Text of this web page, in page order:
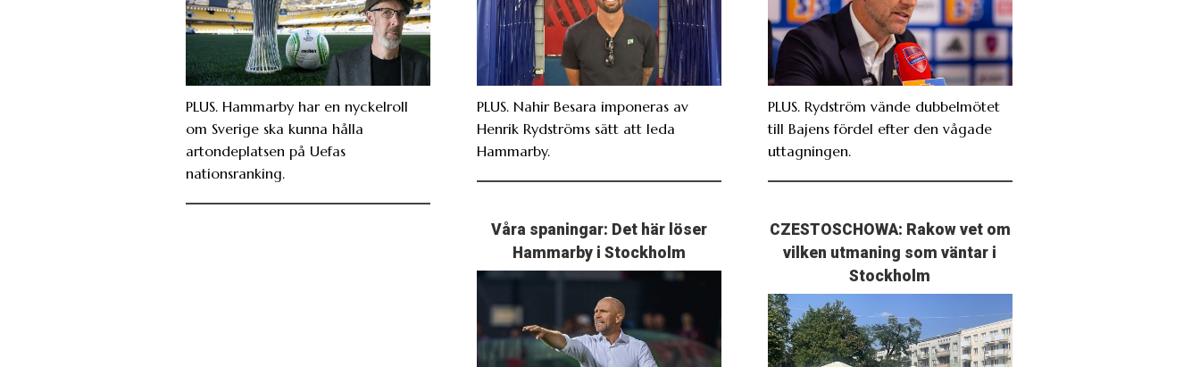
PLUS. Hammarby har en nyckelroll
om Sverige ska kunna hålla
artondeplatsen på Uefas
nationsranking.
PLUS. Nahir Besara imponeras av
Henrik Rydströms sätt att leda
Hammarby.
PLUS. Rydström vände dubbelmötet
till Bajens fördel efter den vågade
uttagningen.
Våra spaningar: Det här löser
Hammarby i Stockholm
CZESTOSCHOWA: Rakow vet om
vilken utmaning som väntar i
Stockholm